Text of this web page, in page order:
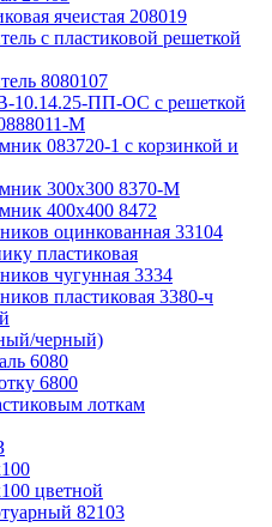
ячеистая 208019
с пластиковой решеткой
8080107
10.14.25-ПП-ОС с решеткой
М
083720-1 c корзинкой и
300x300 8370-М
400x400 8472
оцинкованная 33104
пластиковая
чугунная 3334
пластиковая 3380-ч
черный)
6080
6800
лоткам
цветной
82103